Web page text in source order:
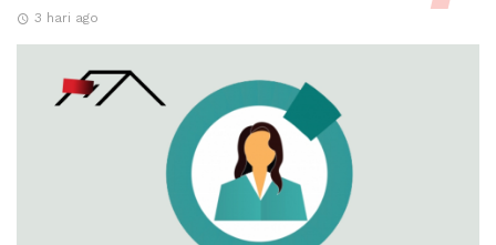
3 hari ago